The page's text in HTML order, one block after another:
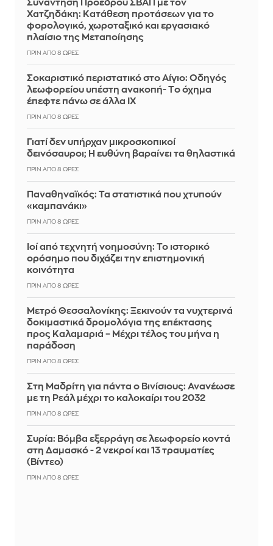
Συνάντηση Προέδρου ΣΒΑΠ με τον
Χατζηδάκη: Κατάθεση προτάσεων για το
φορολογικό, χωροταξικό και εργασιακό
πλαίσιο της Μεταποίησης
ΠΡΙΝ ΑΠΌ 8 ΏΡΕΣ
Σοκαριστικό περιστατικό στο Αίγιο: Οδηγός
λεωφορείου υπέστη ανακοπή- Tο όχημα
έπεφτε πάνω σε άλλα ΙΧ
ΠΡΙΝ ΑΠΌ 8 ΏΡΕΣ
Γιατί δεν υπήρχαν μικροσκοπικοί
δεινόσαυροι; Η ευθύνη βαραίνει τα θηλαστικά
ΠΡΙΝ ΑΠΌ 8 ΏΡΕΣ
Παναθηναϊκός: Τα στατιστικά που χτυπούν
«καμπανάκι»
ΠΡΙΝ ΑΠΌ 8 ΏΡΕΣ
Ιοί από τεχνητή νοημοσύνη: Το ιστορικό
ορόσημο που διχάζει την επιστημονική
κοινότητα
ΠΡΙΝ ΑΠΌ 8 ΏΡΕΣ
Μετρό Θεσσαλονίκης: Ξεκινούν τα νυχτερινά
δοκιμαστικά δρομολόγια της επέκτασης
προς Καλαμαριά – Μέχρι τέλος του μήνα η
παράδοση
ΠΡΙΝ ΑΠΌ 8 ΏΡΕΣ
Στη Μαδρίτη για πάντα ο Βινίσιους: Ανανέωσε
με τη Ρεάλ μέχρι το καλοκαίρι του 2032
ΠΡΙΝ ΑΠΌ 8 ΏΡΕΣ
Συρία: Βόμβα εξερράγη σε λεωφορείο κοντά
στη Δαμασκό - 2 νεκροί και 13 τραυματίες
(Βίντεο)
ΠΡΙΝ ΑΠΌ 8 ΏΡΕΣ